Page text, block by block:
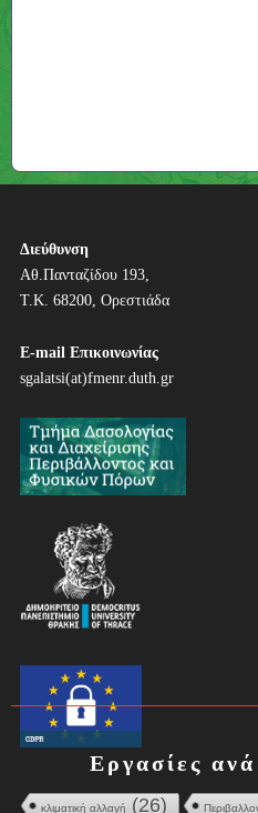
Διεύθυνση
Αθ.Πανταζίδου 193,
Τ.Κ. 68200, Ορεστιάδα
E-mail Επικοινωνίας
sgalatsi(at)fmenr.duth.gr
Εργασίες
κλιματική αλλαγή (26)